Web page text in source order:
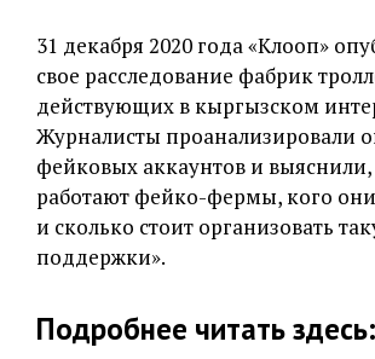
31 декабря 2020 года «Клооп»
свое расследование фабрик
действующих в кыргызском
Журналисты проанализировали
фейковых аккаунтов и
работают фейко-фермы, кого
и сколько стоит организовать
поддержки».
Подробнее читать здесь: